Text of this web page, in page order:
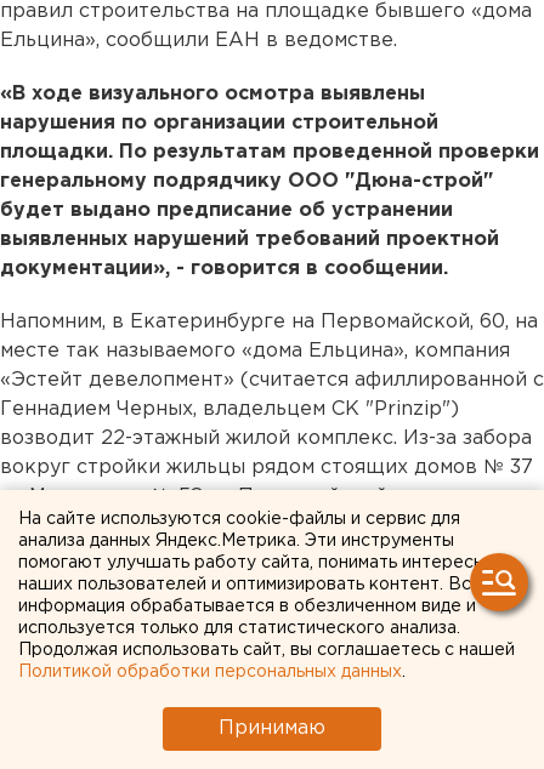
правил строительства на площадке бывшего «дома
Ельцина», сообщили ЕАН в ведомстве.
«В ходе визуального осмотра выявлены
нарушения по организации строительной
площадки. По результатам проведенной проверки
генеральному подрядчику ООО "Дюна-строй"
будет выдано предписание об устранении
выявленных нарушений требований проектной
документации», - говорится в сообщении.
Напомним, в Екатеринбурге на Первомайской, 60, на
месте так называемого «дома Ельцина», компания
«Эстейт девелопмент» (считается афиллированной с
Геннадием Черных, владельцем СК "Prinzip")
возводит 22-этажный жилой комплекс. Из-за забора
вокруг стройки жильцы рядом стоящих домов № 37
серьезной опасности – в случае ЧП пожарные
машины попросту не смогут подъехать к этим домам
со стороны подъездов. Кроме того, представители
застройщика недавно расширили территорию
стройки и перенесли ограждение ближе к жилым
домам. Местные жители считают, что это
На сайте используются cookie-файлы и сервис для
анализа данных Яндекс.Метрика. Эти инструменты
помогают улучшать работу сайта, понимать интересы
наших пользователей и оптимизировать контент. Вся
информация обрабатывается в обезличенном виде и
используется только для статистического анализа.
Продолжая использовать сайт, вы соглашаетесь с нашей
Политикой обработки персональных данных
Принимаю